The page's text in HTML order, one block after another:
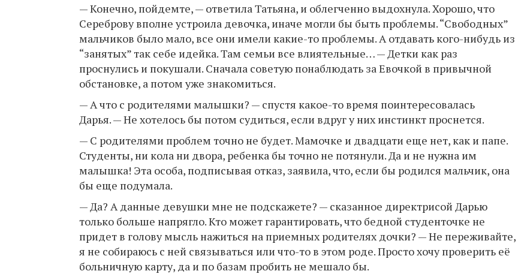
— Конечно, пойдемте, — ответила Татьяна, и облегченно выдохнула. Хорошо, что
Сереброву вполне устроила девочка, иначе могли бы быть проблемы. “Свободных”
мальчиков было мало, все они имели какие-то проблемы. А отдавать кого-нибудь из
“занятых” так себе идейка. Там семьи все влиятельные… — Детки как раз
проснулись и покушали. Сначала советую понаблюдать за Евочкой в привычной
обстановке, а потом уже знакомиться.
— А что с родителями малышки? — спустя какое-то время поинтересовалась
Дарья. — Не хотелось бы потом судиться, если вдруг у них инстинкт проснется.
— С родителями проблем точно не будет. Мамочке и двадцати еще нет, как и папе.
Студенты, ни кола ни двора, ребенка бы точно не потянули. Да и не нужна им
малышка! Эта особа, подписывая отказ, заявила, что, если бы родился мальчик, она
бы еще подумала.
— Да? А данные девушки мне не подскажете? — сказанное директрисой Дарью
только больше напрягло. Кто может гарантировать, что бедной студенточке не
придет в голову мысль нажиться на приемных родителях дочки? — Не переживайте,
я не собираюсь с ней связываться или что-то в этом роде. Просто хочу проверить её
больничную карту, да и по базам пробить не мешало бы.